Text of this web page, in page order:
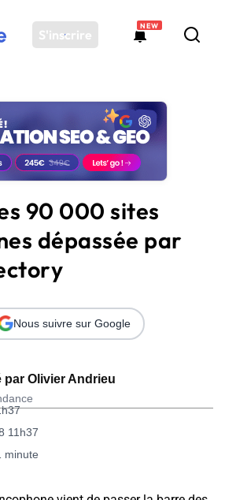
S'inscrire
NEW
90 000 sites
dépassée par
par Olivier Andrieu
11h37
minute
Nous suivre sur Google